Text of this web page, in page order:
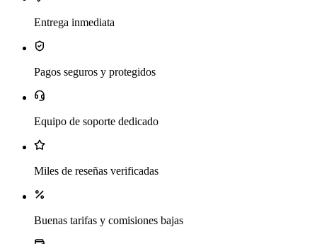
Entrega inmediata
Pagos seguros y protegidos
Equipo de soporte dedicado
Miles de reseñas verificadas
Buenas tarifas y comisiones bajas